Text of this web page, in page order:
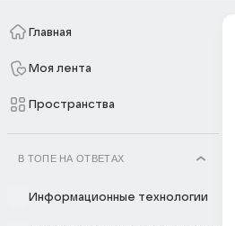
Главная
Моя лента
Пространства
В ТОПЕ НА ОТВЕТАХ
Информационные технологии